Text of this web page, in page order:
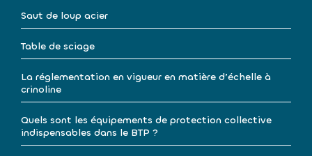
Saut de loup acier
Table de sciage
La réglementation en vigueur en matière d’échelle à
crinoline
Quels sont les équipements de protection collective
indispensables dans le BTP ?